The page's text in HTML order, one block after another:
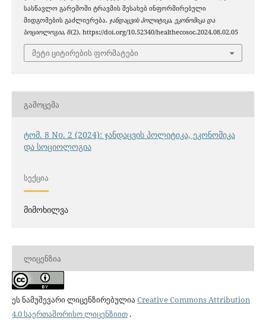
სასწავლო გარემოში ტრავმის შესახებ ინფორმირებული
მიდგომების გაძლიერება. ჯანდაცვის პოლიტიკა, ეკონომიკა და
სოციოლოგია, 8(2). https://doi.org/10.52340/healthecosoc.2024.08.02.05
მეტი ციტირების ფორმატები
ᲒᲐᲛᲝᲪᲔᲛᲐ
ტომ. 8 No. 2 (2024): ჯანდაცვის პოლიტიკა, ეკონომიკა
და სოციოლოგია
ᲡᲔᲥᲪᲘᲐ
მიმოხილვა
ᲚᲘᲪᲔᲜᲖᲘᲐ
ეს ნამუშევარი ლიცენზირებულია Creative Commons Attribution
4.0 საერთაშორისო ლიცენზიით.